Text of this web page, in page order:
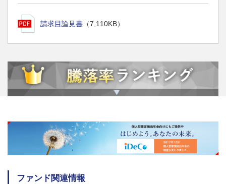
請求目論見書 （7,110KB）
ファンド関連情報